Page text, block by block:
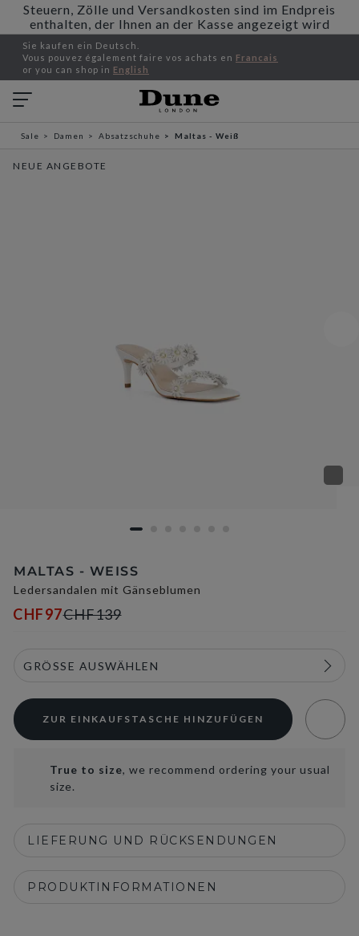
Steuern, Zölle und Versandkosten sind im Endpreis
enthalten, der Ihnen an der Kasse angezeigt wird
Sie kaufen ein Deutsch.
Vous pouvez également faire vos achats en Francais
or you can shop in English
Sale Damen Absatzschuhe Maltas - Weiß
NEUE ANGEBOTE
MALTAS - WEISS
Ledersandalen mit Gänseblumen
CHF97CHF139
ZUR EINKAUFSTASCHE HINZUFÜGEN
True to size, we recommend ordering your usual
size.
LIEFERUNG UND RÜCKSENDUNGEN
PRODUKTINFORMATIONEN